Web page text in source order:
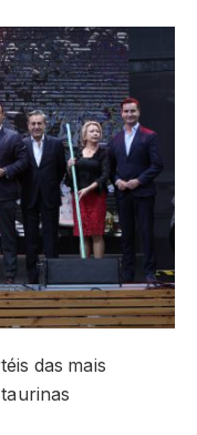
das mais